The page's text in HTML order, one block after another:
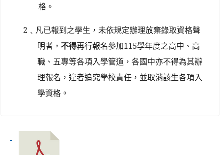
格。
2 ﹑凡已報到之學生，未依規定辦理放棄錄取資格聲
明者， 不得再行報名參加115學年度之高中、高
職、五專等各項入學管道，各國中亦不得為其辦
理報名，違者追究學校責任，並取消該生各項入
學資格。